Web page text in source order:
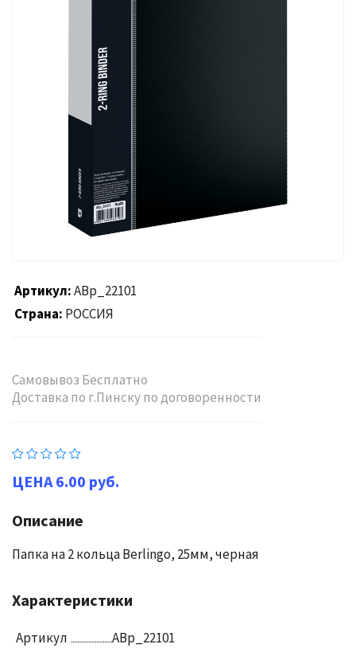
Артикул ABp_22101
Страна РОССИЯ
Самовывоз Бесплатно
Доставка по г.Пинску по договоренности
6.00 руб.
Описание
Папка на 2 кольца Berlingo, 25мм, черная
Характеристики
Артикул ABp_22101